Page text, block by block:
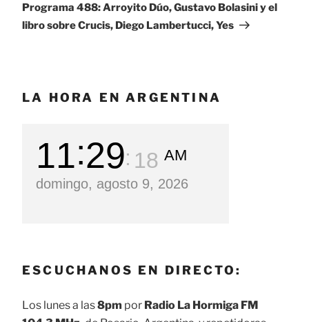
entrada
Programa 488: Arroyito Dúo, Gustavo Bolasini y el
libro sobre Crucis, Diego Lambertucci, Yes
LA HORA EN ARGENTINA
11 29 19 AM
domingo, agosto 9, 2026
ESCUCHANOS EN DIRECTO:
Los lunes a las8pm por Radio La Hormiga FM